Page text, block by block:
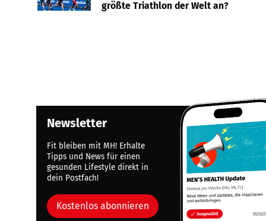
größte Triathlon der Welt an?
Newsletter
Fit bleiben mit MH! Erhalte
Tipps und News für einen
gesunden Lifestyle direkt in
dein Postfach!
Kostenlos abonnieren